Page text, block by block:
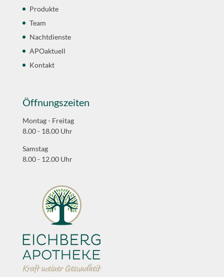
Produkte
Team
Nachtdienste
APOaktuell
Kontakt
Öffnungszeiten
Montag - Freitag
8.00 - 18.00 Uhr
Samstag
8.00 - 12.00 Uhr